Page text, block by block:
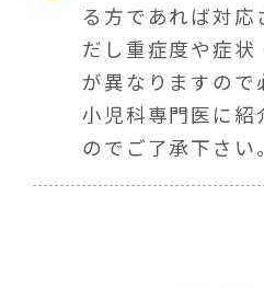
る方であれば対応
だし重症度や症状
が異なりますので
小児科専門医に紹
のでご了承下さい。